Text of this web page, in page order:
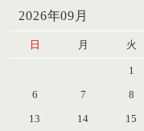
2026年09月
日 月 火
1
6
7 8
13
14 15